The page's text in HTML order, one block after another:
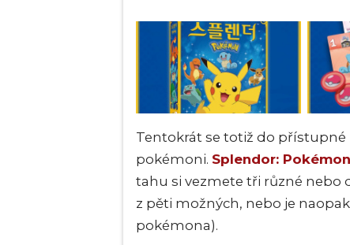
Tentokrát se totiž do
pokémoni. Splendor: Pokémon
tahu si vezmete tři různé nebo
z pěti možných, nebo je
pokémona).